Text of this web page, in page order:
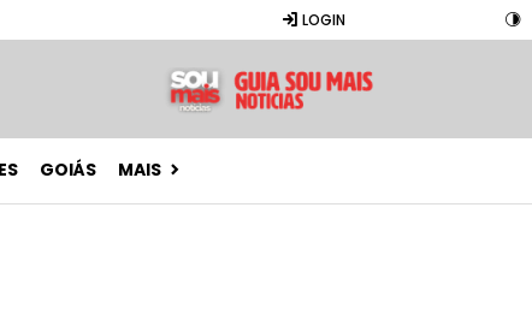
LOGIN
GOIÁS MAIS